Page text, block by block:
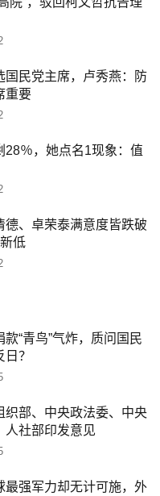
国民党主席，卢秀燕：防
重要
28％，她点名1现象：值
德、卓荣泰满意度皆跌破
低
款“青鸟”气炸，质问国民
？
织部、中央政法委、中央
人社部印发意见
最强军力却无计可施，外